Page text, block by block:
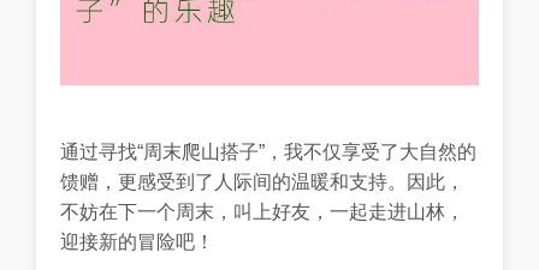
通过寻找“周末爬山搭子”，我不仅享受了大自然的
馈赠，更感受到了人际间的温暖和支持。因此，
不妨在下一个周末，叫上好友，一起走进山林，
迎接新的冒险吧！